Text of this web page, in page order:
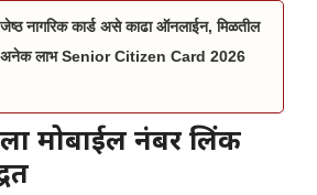
जेष्ठ नागरिक कार्ड असे काढा ऑनलाईन, मिळतील
अनेक लाभ Senior Citizen Card 2026
मोबाईल नंबर लिंक